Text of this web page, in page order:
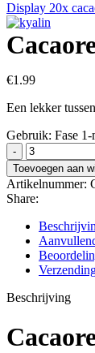
Display 20x
€1.99
Een lekker
Gebruik: Fase 1-
Cacaoreep
met
hazelnoot
praliné
vulling
aantal
Toevoegen aan
Artikelnummer:
Share:
Beschrijving